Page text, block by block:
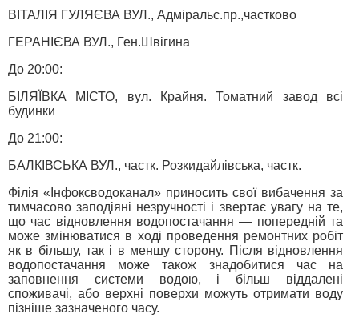
ВІТАЛІЯ ГУЛЯЄВА ВУЛ., Адміральс.пр.,частково
ГЕРАНІЄВА ВУЛ., Ген.Швігина
До 20:00:
БІЛЯЇВКА МІСТО, вул. Крайня. Томатний завод всі
будинки
До 21:00:
БАЛКІВСЬКА ВУЛ., частк. Розкидайлівська, частк.
Філія «Інфоксводоканал» приносить свої вибачення за
тимчасово заподіяні незручності і звертає увагу на те,
що час відновлення водопостачання — попередній та
може змінюватися в ході проведення ремонтних робіт
як в більшу, так і в меншу сторону. Після відновлення
водопостачання може також знадобитися час на
заповнення системи водою, і більш віддалені
споживачі, або верхні поверхи можуть отримати воду
пізніше зазначеного часу.